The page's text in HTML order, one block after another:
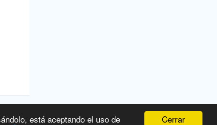
Cerrar
está aceptando el uso de